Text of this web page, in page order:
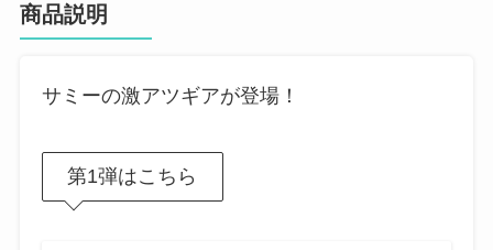
商品説明
サミーの激アツギアが登場！
第1弾はこちら